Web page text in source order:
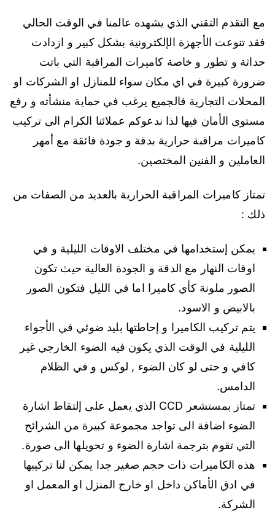
مع التقدم التقني الذي يشهده عالمنا في الوقت الحالي
فقد تنوعت الأجهزة الإلكترونية بشكل كبير و ازدادت
حداثة و تطور و خاصة كاميرات المراقبة التي باتت
ضرورة كبيرة في اي مكان سواء للمنازل او الشركات او
المحلات التجارية فالجميع يرغب في حماية منشأته و رفع
مستوى الأمان فيها لذا ندعوكم عملائنا الكرام الى تركيب
كاميرات مراقبة حرارية بدقة و جودة فائقة مع أمهر
العاملين و الفنين المختصين.
تمتاز كاميرات المراقبة الحرارية بالعديد من الصفات من
ذلك :
يمكن إستخدامها في مختلف الاوقات الليلية و في
اوقات النهار مع الدقة و الجودة العالية حيث تكون
الصور ملونة كأي كاميرا اما في الليل فتكون الصور
بالابيض و الاسود.
يتم تركيب الكاميرا و إحاطتها بليد ضوئي في الأجواء
الليلية في الوقت الذي يكون فيه الضوء الخارجي غير
كافي و حتى لو كان الضوء , لوكس و في الظلام
الدامس.
تمتاز بمستشعر CCD الذي يعمل على إلتقاط اشارة
الضوء اضافة الى تواجد مجموعة كبيرة من الشرائح
التي تقوم بترجمة اشارة الضوء و تحويلها الى صورة.
هذه الكاميرات ذات حجم صغير جدا يمكن لنا تركيبها
في ادق الأماكن داخل او خارج المنزل او المعمل او
الشركة.